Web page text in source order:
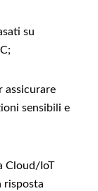
su
assicurare
sensibili e
Cloud/IoT
risposta